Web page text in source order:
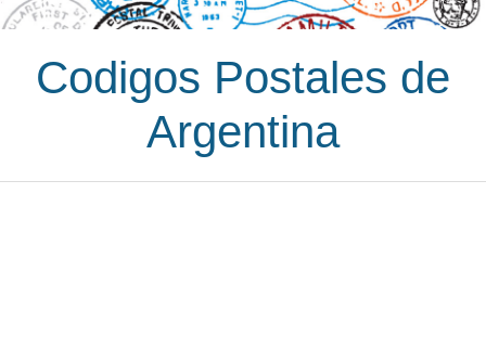
Codigos Postales de
Argentina